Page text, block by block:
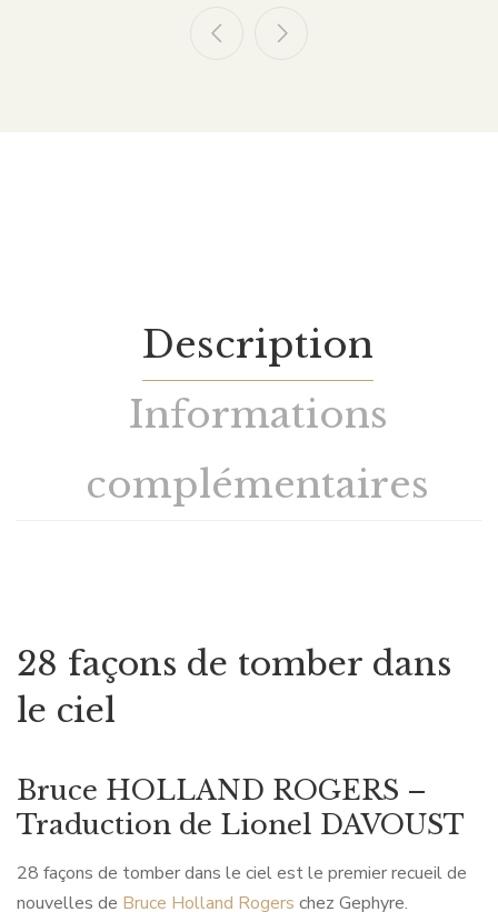
Description
Informations
complémentaires
28 façons de tomber dans
le ciel
Bruce HOLLAND ROGERS –
Traduction de Lionel DAVOUST
28 façons de tomber dans le ciel est le premier recueil de
nouvelles de Bruce Holland Rogers chez Gephyre.